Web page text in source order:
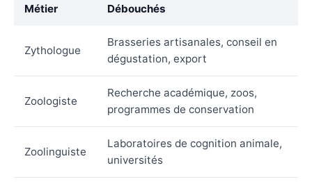
Métier Débouchés
Zythologue
Brasseries artisanales, conseil en
dégustation, export
Zoologiste
Recherche académique, zoos,
programmes de conservation
Zoolinguiste
Laboratoires de cognition animale,
universités